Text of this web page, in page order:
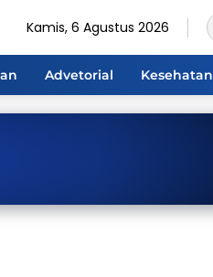
Kamis, 6 Agustus 2026
Advetorial Kesehatan